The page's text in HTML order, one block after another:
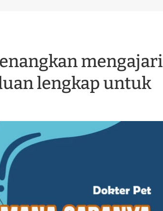
mengajari
lengkap untuk